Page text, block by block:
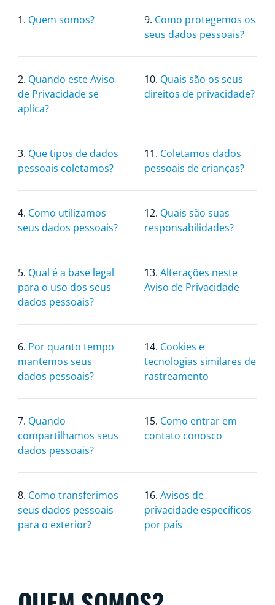
1. Quem somos? 9. Como protegemos os
seus dados pessoais?
2. Quando este Aviso
de Privacidade se
aplica?
10. Quais são os seus
direitos de privacidade?
3. Que tipos de dados
pessoais coletamos?
11. Coletamos dados
pessoais de crianças?
4. Como utilizamos
seus dados pessoais?
12. Quais são suas
responsabilidades?
5. Qual é a base legal
para o uso dos seus
dados pessoais?
13. Alterações neste
Aviso de Privacidade
6. Por quanto tempo
mantemos seus
dados pessoais?
14. Cookies e
tecnologias similares de
rastreamento
7. Quando
compartilhamos seus
dados pessoais?
15. Como entrar em
contato conosco
8. Como transferimos
seus dados pessoais
para o exterior?
16. Avisos de
privacidade específicos
por país